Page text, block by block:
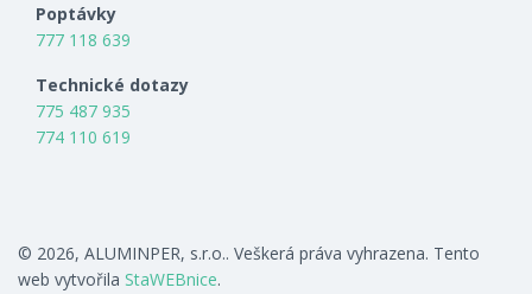
Poptávky
777 118 639
Technické dotazy
775 487 935
774 110 619
© 2026, ALUMINPER, s.r.o.. Veškerá práva vyhrazena. Tento
web vytvořila StaWEBnice.